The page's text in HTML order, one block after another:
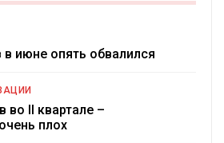
июне опять обвалился
во II квартале –
плох